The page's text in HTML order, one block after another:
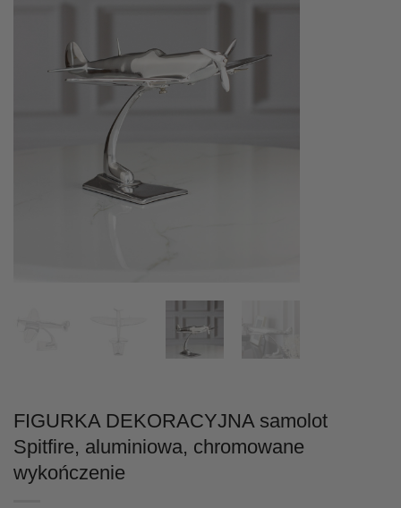
FIGURKA DEKORACYJNA samolot
Spitfire, aluminiowa, chromowane
wykończenie